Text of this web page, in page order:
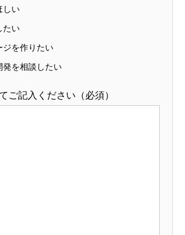
しい
たい
ジを作りたい
発を相談したい
ご記入ください（必須）